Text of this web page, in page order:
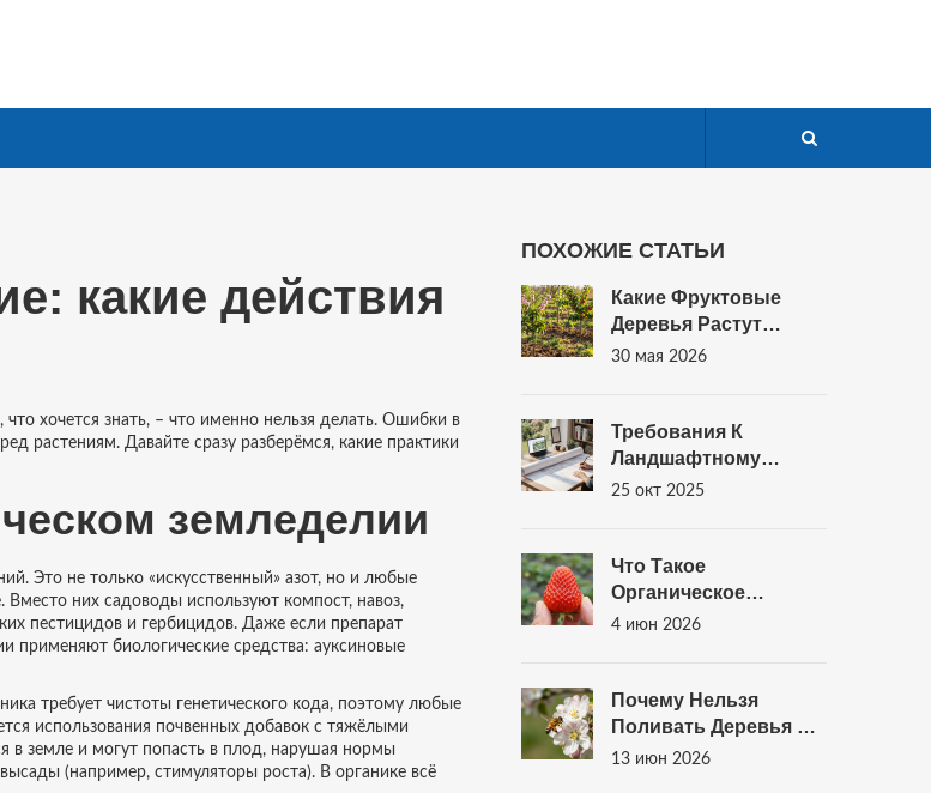
какие действия
хочется знать, – что именно нельзя делать. Ошибки в
растениям. Давайте сразу разберёмся, какие практики
земледелии
Это не только «искусственный» азот, но и любые
них садоводы используют компост, навоз,
пестицидов и гербицидов. Даже если препарат
применяют биологические средства: ауксиновые
требует чистоты генетического кода, поэтому любые
использования почвенных добавок с тяжёлыми
в земле и могут попасть в плод, нарушая нормы
(например, стимуляторы роста). В органике всё
ПОХОЖИЕ СТАТЬИ
Какие Фруктовые
Деревья Растут
Быстрее Всего:
30 мая 2026
Требования К
Ландшафтному
Дизайнеру: Навыки,
25 окт 2025
Что Такое
Органическое
Сельское Хозяйство:
Огорода
4 июн 2026
Почему Нельзя
Поливать Деревья Во
Время Цветения:
13 июн 2026